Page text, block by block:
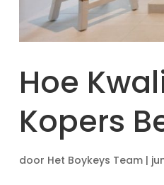
Hoe
Kopers
door Het Boykeys Team |